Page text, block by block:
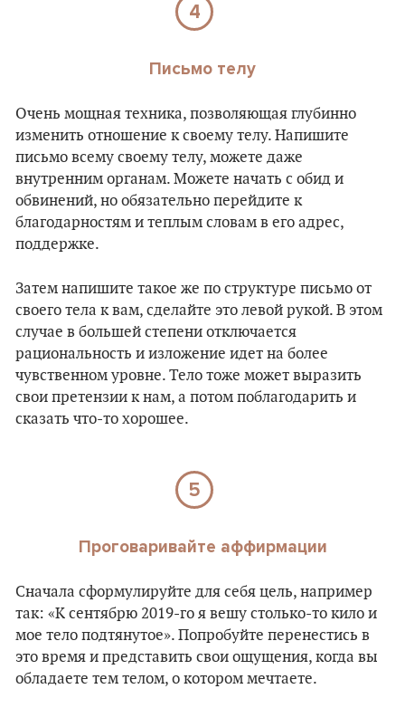
4
Письмо телу
Очень мощная техника, позволяющая глубинно
изменить отношение к своему телу. Напишите
письмо всему своему телу, можете даже
внутренним органам. Можете начать с обид и
обвинений, но обязательно перейдите к
благодарностям и теплым словам в его адрес,
поддержке.
Затем напишите такое же по структуре письмо от
своего тела к вам, сделайте это левой рукой. В этом
случае в большей степени отключается
рациональность и изложение идет на более
чувственном уровне. Тело тоже может выразить
свои претензии к нам, а потом поблагодарить и
сказать что-то хорошее.
5
Проговаривайте аффирмации
Сначала сформулируйте для себя цель, например
так: «К сентябрю 2019-го я вешу столько-то кило и
мое тело подтянутое». Попробуйте перенестись в
это время и представить свои ощущения, когда вы
обладаете тем телом, о котором мечтаете.